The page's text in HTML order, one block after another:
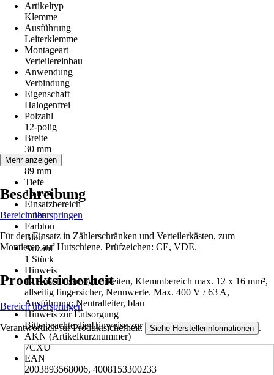
Artikeltyp
Klemme
Ausführung
Leiterklemme
Montageart
Verteilereinbau
Anwendung
Verbindung
Eigenschaft
Halogenfrei
Polzahl
12-polig
Breite
30 mm
Höhe
89 mm
Tiefe
15 mm
Einsatzbereich
Innen
Farbton
Blau
Anzahl
1 Stück
Hinweis
12 Anschlussmöglichkeiten, Klemmbereich max. 12 x 16 mm²,
allseitig fingersicher, Nennwerte. Max. 400 V / 63 A,
Ausführung: Neutralleiter, blau
Hinweis zur Entsorgung
Bitte beachte die Hinweise zur Entsorgung
AKN (Artikelkurznummer)
7CXU
EAN
2003893568006, 4008153300233
Mehr anzeigen
Beschreibung
Bereich überspringen
Für den Einsatz in Zählerschränken und Verteilerkästen, zum
Montieren auf Hutschiene. Prüfzeichen: CE, VDE.
Produktsicherheit
Bereich überspringen
Verantwortlich für Produktsicherheit: Siehe Herstellerinformationen .